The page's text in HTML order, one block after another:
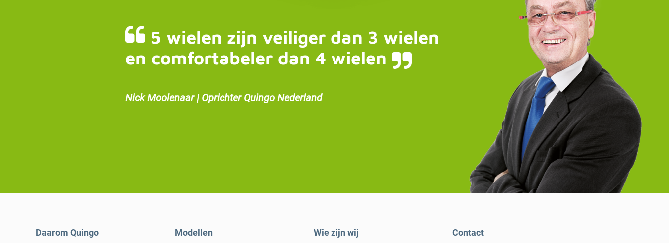
5 wielen zijn veiliger dan 3 wielen
en comfortabeler dan 4 wielen
Nick Moolenaar | Oprichter Quingo Nederland
Daarom Quingo Modellen Wie zijn wij Contact